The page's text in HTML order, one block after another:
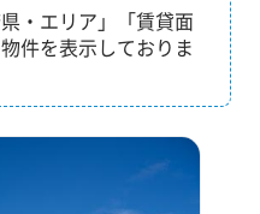
・エリア」「賃貸面
件を表示しておりま